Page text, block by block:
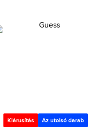
Kiárusítás Az utolsó darab